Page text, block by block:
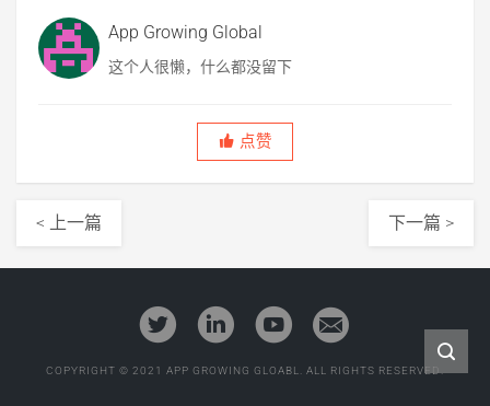
App Growing Global
这个人很懒，什么都没留下
点赞
< 上一篇 下一篇 >
COPYRIGHT © 2021 APP GROWING GLOABL. ALL RIGHTS RESERVED.